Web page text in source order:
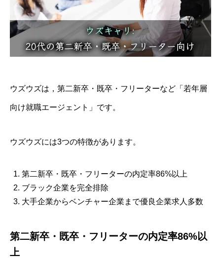
ウズウズは，第二新卒・既卒・フリーターなど「若年層
向け就職エージェント」です。
ウズウズには3つの特徴があります。
第二新卒・既卒・フリーターの内定率86%以上
ブラック企業を完全排除
大手企業からベンチャー企業まで優良企業求人多数
第二新卒・既卒・フリーターの内定率86%以
上